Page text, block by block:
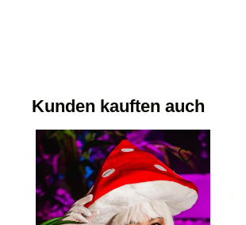
Kunden kauften auch